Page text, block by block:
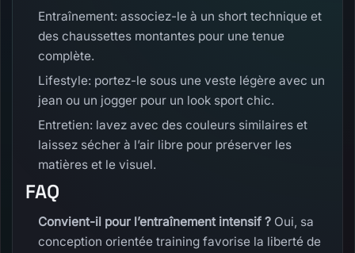
Entraînement: associez-le à un short technique et
des chaussettes montantes pour une tenue
complète.
Lifestyle: portez-le sous une veste légère avec un
jean ou un jogger pour un look sport chic.
Entretien: lavez avec des couleurs similaires et
laissez sécher à l’air libre pour préserver les
matières et le visuel.
FAQ
Convient-il pour l’entraînement intensif ? Oui, sa
conception orientée training favorise la liberté de